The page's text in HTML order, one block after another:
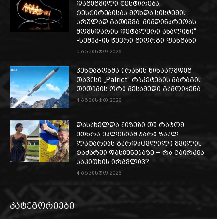
დაგეგმილი ტესტირება,
ტესტირებისას მოხდა სისტემის
სრულად გათიშვა, მიმდინარეობს
მომხდარის დეტალური ანალიზი“
-სემეკ-ის წევრი გიორგი ფანგანი
5 აგვისტო 2026
პენტაგონმა ირანის წინააღმდეგ
თავისი „Patriot“ რაკეტების მარაგის
თითქმის ორი მესამედი გამოიყენა
4 აგვისტო 2026
დასახელდა მიზეზი თუ რატომ
უთხრა ეკლესიამ უარი ზაალ
ლატარიას გარდაცვლილი შვილის
ტაძარში დასვენებაზე – რა გაირკვა
საკითხის ირგვლივ?
4 აგვისტო 2026
კატეგორიები